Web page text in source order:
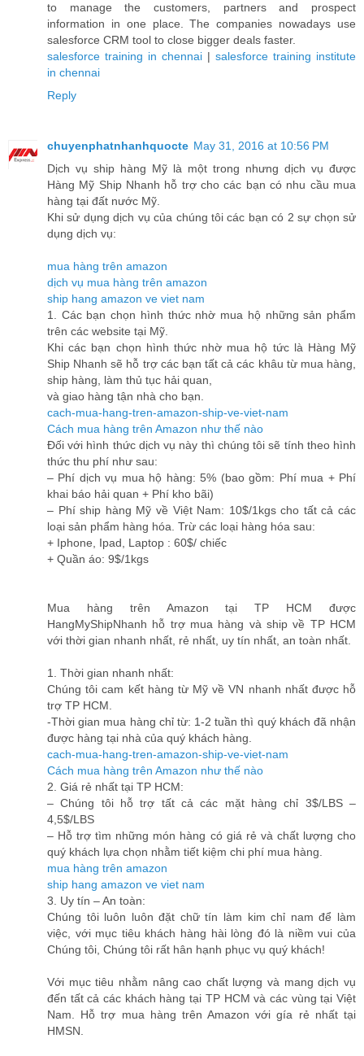
to manage the customers, partners and prospect
information in one place. The companies nowadays use
salesforce CRM tool to close bigger deals faster.
salesforce training in chennai | salesforce training institute
in chennai
Reply
chuyenphatnhanhquocte May 31, 2016 at 10:56 PM
Dịch vụ ship hàng Mỹ là một trong nhưng dịch vụ được
Hàng Mỹ Ship Nhanh hỗ trợ cho các bạn có nhu cầu mua
hàng tại đất nước Mỹ.
Khi sử dụng dịch vụ của chúng tôi các bạn có 2 sự chọn sử
dụng dịch vụ:
mua hàng trên amazon
dịch vụ mua hàng trên amazon
ship hang amazon ve viet nam
1. Các bạn chọn hình thức nhờ mua hộ những sản phẩm
trên các website tại Mỹ.
Khi các bạn chọn hình thức nhờ mua hộ tức là Hàng Mỹ
Ship Nhanh sẽ hỗ trợ các bạn tất cả các khâu từ mua hàng,
ship hàng, làm thủ tục hải quan,
và giao hàng tận nhà cho bạn.
cach-mua-hang-tren-amazon-ship-ve-viet-nam
Cách mua hàng trên Amazon như thế nào
Đối với hình thức dịch vụ này thì chúng tôi sẽ tính theo hình
thức thu phí như sau:
– Phí dịch vụ mua hộ hàng: 5% (bao gồm: Phí mua + Phí
khai báo hải quan + Phí kho bãi)
– Phí ship hàng Mỹ về Việt Nam: 10$/1kgs cho tất cả các
loại sản phẩm hàng hóa. Trừ các loại hàng hóa sau:
+ Iphone, Ipad, Laptop : 60$/ chiếc
+ Quần áo: 9$/1kgs
Mua hàng trên Amazon tại TP HCM được
HangMyShipNhanh hỗ trợ mua hàng và ship về TP HCM
với thời gian nhanh nhất, rẻ nhất, uy tín nhất, an toàn nhất.
1. Thời gian nhanh nhất:
Chúng tôi cam kết hàng từ Mỹ về VN nhanh nhất được hỗ
trợ TP HCM.
-Thời gian mua hàng chỉ từ: 1-2 tuần thì quý khách đã nhận
được hàng tại nhà của quý khách hàng.
cach-mua-hang-tren-amazon-ship-ve-viet-nam
Cách mua hàng trên Amazon như thế nào
2. Giá rẻ nhất tại TP HCM:
– Chúng tôi hỗ trợ tất cả các mặt hàng chỉ 3$/LBS –
4,5$/LBS
– Hỗ trợ tìm những món hàng có giá rẻ và chất lượng cho
quý khách lựa chọn nhằm tiết kiệm chi phí mua hàng.
mua hàng trên amazon
ship hang amazon ve viet nam
3. Uy tín – An toàn:
Chúng tôi luôn luôn đặt chữ tín làm kim chỉ nam để làm
việc, với mục tiêu khách hàng hài lòng đó là niềm vui của
Chúng tôi, Chúng tôi rất hân hạnh phục vụ quý khách!
Với mục tiêu nhằm nâng cao chất lượng và mang dịch vụ
đến tất cả các khách hàng tại TP HCM và các vùng tại Việt
Nam. Hỗ trợ mua hàng trên Amazon với gía rẻ nhất tại
HMSN.